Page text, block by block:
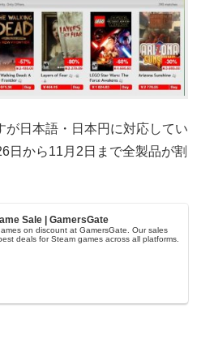
が日本語・日本円に対応してい
日から11月2日まで全製品が割
Sale | GamersGate
on discount at GamersGate. Our sales
deals for Steam games across all platforms.